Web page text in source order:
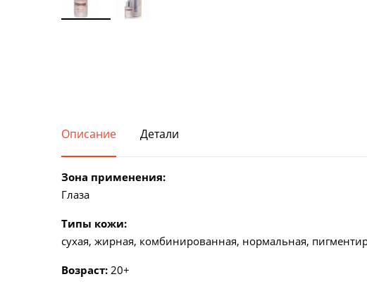
Косметика для проблемной кожи
Описание Детали
Зона применения:
Глаза
Типы кожи:
cухая, жирная, комбинированная, нормальная,
Возраст: 20+